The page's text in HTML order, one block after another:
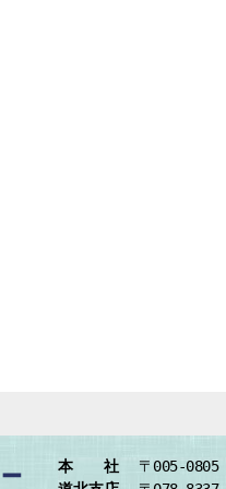
本 社 〒005-0805